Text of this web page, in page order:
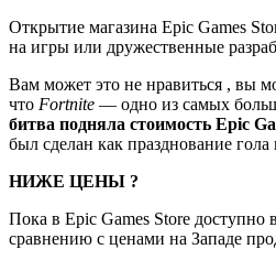
Открытие магазина Epic Games
на игры или дружественные
Вам может это не нравиться , вы
что Fortnite — одно из самых
битва подняла стоимость Epic
был сделан как празднование
НИЖЕ ЦЕНЫ ?
Пока в Epic Games Store доступно
сравнению с ценами на Западе